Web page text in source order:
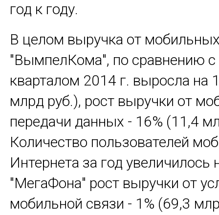
год к году.
В целом выручка от мобильных
"ВымпелКома", по сравнению с
кварталом 2014 г. выросла на
млрд руб.), рост выручки от
передачи данных - 16% (11,4
Количество пользователей
Интернета за год увеличилось
"МегаФона" рост выручки от
мобильной связи - 1% (69,3